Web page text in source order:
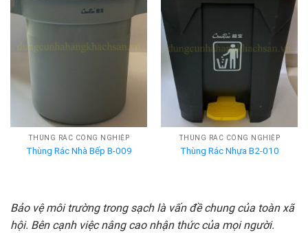
THÙNG RÁC CÔNG NGHIỆP
Thùng Rác Nhà Bếp B-009
THÙNG RÁC CÔNG NGHIỆP
Thùng Rác Nhựa B2-010
Bảo vệ môi trường trong sạch là vấn đề chung của toàn xã
hội. Bên cạnh việc nâng cao nhận thức của mọi người.